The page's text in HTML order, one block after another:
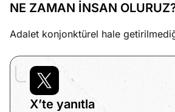
NE ZAMAN İNSAN
Adalet konjonktürel hale
X’te yanıtla